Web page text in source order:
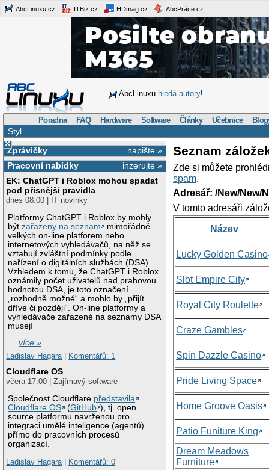
AbcLinuxu.cz ITBiz.cz HDmag.cz AbcPráce.cz
AbcLinuxu hledá autory!
Poradna FAQ Hardware Software Články Učebnice
Styl
×
napište »
Zprávičky
inzerujte »
Pracovní nabídky
EK: ChatGPT i Roblox mohou spadat
pod přísnější pravidla
dnes 08:00 | IT novinky
Platformy ChatGPT i Roblox by mohly
býtzařazeny na seznam
mimořádně
velkých on-line platforem nebo
internetových vyhledávačů, na něž se
vztahují zvláštní podmínky podle
nařízení o digitálních službách (DSA).
Vzhledem k tomu, že ChatGPT i Roblox
oznámily počet uživatelů nad prahovou
hodnotou DSA, je toto označení
„rozhodně možné“ a mohlo by „přijít
dříve či později“. On-line platformy a
vyhledávače zařazené na seznamy DSA
musejí
…více »
Ladislav Hagara
Komentářů: 1
Cloudflare OS
včera 17:00 | Zajímavý software
Společnost Cloudflare představila
Cloudflare OS
(GitHub ), tj. open
source platformu navrženou pro
integraci umělé inteligence (agentů)
přímo do pracovních procesů
organizací.
Ladislav Hagara
Komentářů: 0
Seznam
Zde si můžete
spam.
Adresář: /New/New/
V tomto adresáři
Název
Lucky Golden Casino
Slot Empire City
Royal City Roulette
Craze Gambles
Spin Dazzle Casino
Pride Living Space
Home Groove Oasis
Patio Funiture King
Dream Meadows
Furniture